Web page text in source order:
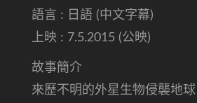
語言 : 日語 (中文字幕)
上映 : 7.5.2015 (公映)
故事簡介
來歷不明的外星生物侵襲地球